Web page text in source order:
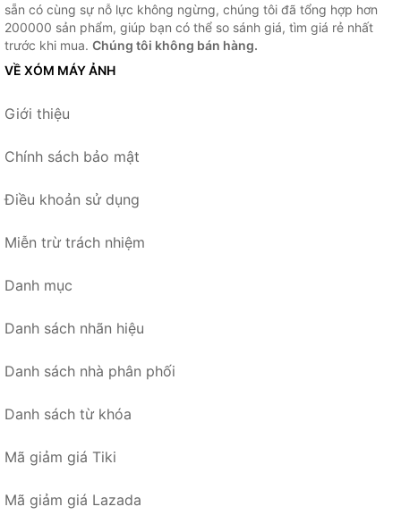
sẵn có cùng sự nỗ lực không ngừng, chúng tôi đã tổng hợp hơn
200000 sản phẩm, giúp bạn có thể so sánh giá, tìm giá rẻ nhất
trước khi mua. Chúng tôi không bán hàng.
VỀ XÓM MÁY ẢNH
Giới thiệu
Chính sách bảo mật
Điều khoản sử dụng
Miễn trừ trách nhiệm
Danh mục
Danh sách nhãn hiệu
Danh sách nhà phân phối
Danh sách từ khóa
Mã giảm giá Tiki
Mã giảm giá Lazada